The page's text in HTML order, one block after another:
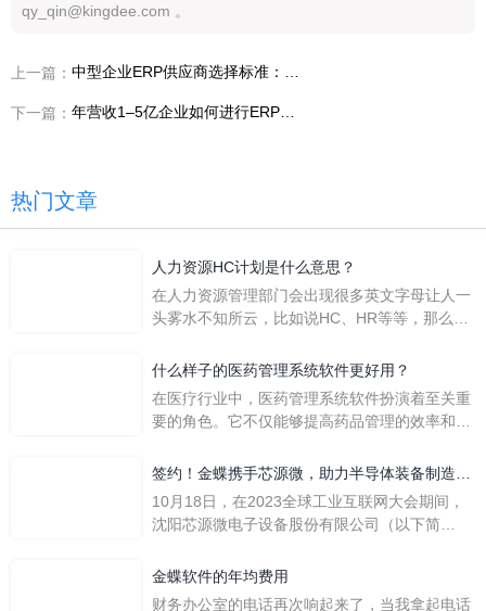
qy_qin@kingdee.com 。
上一篇：
下一篇：
热门文章
人力资源HC计划是什么意思？
在人力资源管理部门会出现很多英文字母让人一
头雾水不知所云，比如说HC、HR等等，那么它
么呢？
什么样子的医药管理系统软件更好用？
在医疗行业中，医药管理系统软件扮演着至关重
要的角色。它不仅能够提高药品管理的效率和准
一个好用的医药管理系统软件应具备以下特点。
地进行操作。 复杂的
签约！金蝶携手芯源微，助力半导体装备制造领
先企业迈向世界
10月18日，在2023全球工业互联网大会期间，
沈阳芯源微电子设备股份有限公司（以下简
下简称“金蝶”）在辽宁沈阳签署战略合作协议。
金蝶软件的年均费用
财务办公室的电话再次响起来了，当我拿起电话